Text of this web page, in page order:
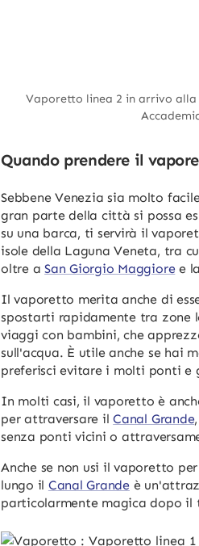
Vaporetto linea 2 in arrivo
Quando prendere il
Sebbene Venezia sia molto
gran parte della città si possa
su una barca, ti servirà il
isole della Laguna Veneta, tra
oltre aSan Giorgio Maggiore e
Il vaporetto merita anche di
spostarti rapidamente tra zone
viaggi con bambini, che
sull'acqua. È utile anche se hai
preferisci evitare i molti ponti e
In molti casi, il vaporetto è
per attraversare ilCanal Grande
senza ponti vicini o
Anche se non usi il vaporetto
lungo il Canal Grande è
particolarmente magica dopo il